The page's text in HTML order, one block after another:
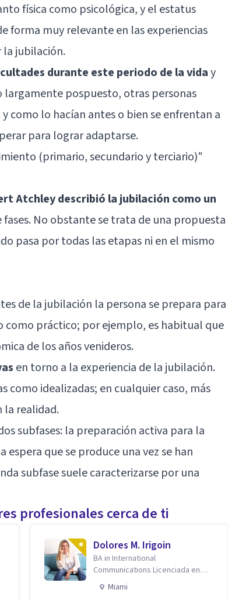
física como psicológica, y el estatus
forma muy relevante en las experiencias
la jubilación.
durante este periodo de la viday
pospuesto, otras personas
como lo hacían antes o bien se enfrentan a
para lograr adaptarse.
(primario, secundario y terciario)"
Atchley describió la jubilación como un
No obstante se trata de una propuesta
pasa por todas las etapas ni en el mismo
de la jubilación la persona se prepara para
práctico; por ejemplo, es habitual que
de los años venideros.
en torno a la experiencia de la jubilación.
como idealizadas; en cualquier caso, más
la realidad.
subfases: la preparación activa para la
que se produce una vez se han
subfase suele caracterizarse por una
profesionales cerca de ti
Dolores M. Irigoin
BA in International
Communications Licenciada en
Psicologia Filosofia China en
Harvard
Miami